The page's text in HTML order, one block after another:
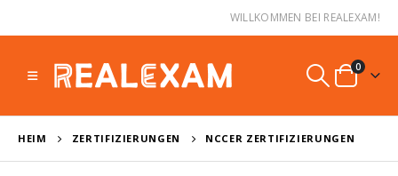
WILLKOMMEN BEI REALEXAM!
0
HEIM ZERTIFIZIERUNGEN NCCER ZERTIFIZIERUNGEN